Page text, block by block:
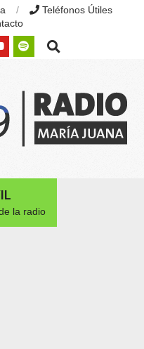
Teléfonos Útiles
Search
la radio